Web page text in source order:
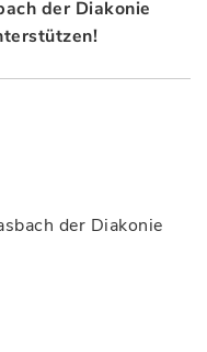
der Diakonie
der Diakonie